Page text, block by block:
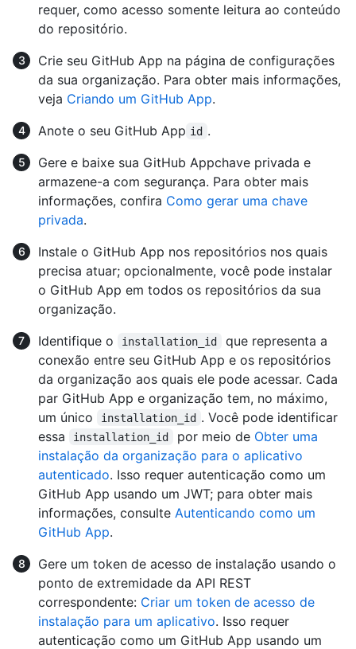
requer, como acesso somente leitura ao conteúdo
do repositório.
Crie seu GitHub App na página de configurações
da sua organização. Para obter mais informações,
veja Criando um GitHub App.
Anote o seu GitHub App id .
Gere e baixe sua GitHub Appchave privada e
armazene-a com segurança. Para obter mais
informações, confira Como gerar uma chave
privada.
Instale o GitHub App nos repositórios nos quais
precisa atuar; opcionalmente, você pode instalar
o GitHub App em todos os repositórios da sua
organização.
Identifique o
installation_id
que representa a
conexão entre seu GitHub App e os repositórios
da organização aos quais ele pode acessar. Cada
par GitHub App e organização tem, no máximo,
um único
installation_id . Você pode identificar
essa
installation_id por meio de Obter uma
instalação da organização para o aplicativo
autenticado. Isso requer autenticação como um
GitHub App usando um JWT; para obter mais
informações, consulte Autenticando como um
GitHub App.
Gere um token de acesso de instalação usando o
ponto de extremidade da API REST
correspondente: Criar um token de acesso de
instalação para um aplicativo. Isso requer
autenticação como um GitHub App usando um